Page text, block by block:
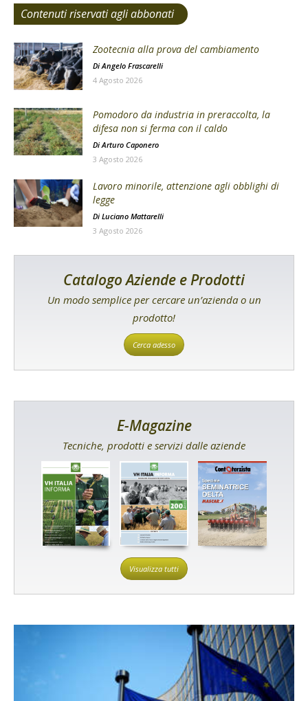
Contenuti riservati agli abbonati
Zootecnia alla prova del cambiamento
DiAngelo Frascarelli
4 Agosto 2026
Pomodoro da industria in preraccolta, la
difesa non si ferma con il caldo
Di Arturo Caponero
3 Agosto 2026
Lavoro minorile, attenzione agli obblighi di
legge
Di Luciano Mattarelli
3 Agosto 2026
Catalogo Aziende e Prodotti
Un modo semplice per cercare un’azienda o un
prodotto!
Cerca adesso
E-Magazine
Tecniche, prodotti e servizi dalle aziende
Visualizza tutti